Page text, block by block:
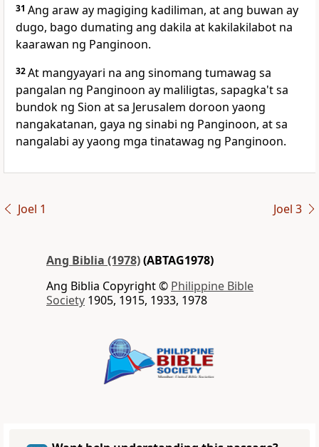
31 Ang araw ay magiging kadiliman, at ang buwan ay
dugo, bago dumating ang dakila at kakilakilabot na
kaarawan ng Panginoon.
32At mangyayari na ang sinomang tumawag sa
pangalan ng Panginoon ay maliligtas, sapagka'tsa
bundok ng Sion at sa Jerusalem doroon yaong
nangakatanan, gaya ng sinabi ng Panginoon, at sa
nangalabi ay yaong mga tinatawag ng Panginoon.
Joel 1 Joel 3
Ang Biblia (1978)(ABTAG1978)
Ang Biblia Copyright © Philippine Bible
Society 1905, 1915, 1933, 1978